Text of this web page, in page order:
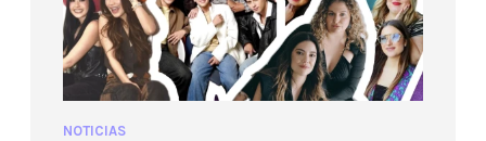
NOTICIAS